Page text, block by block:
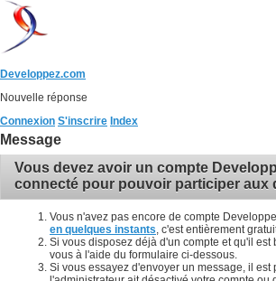
Developpez.com
Nouvelle réponse
Connexion S'inscrire Index
Message
Vous devez avoir un compte
connecté pour pouvoir participer aux
Vous n'avez pas encore de compte
en quelques instants , c'est entièrement
Si vous disposez déjà d'un compte et qu'il est
vous à l'aide du formulaire ci-dessous.
Si vous essayez d'envoyer un message, il est